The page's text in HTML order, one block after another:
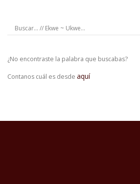
¿No encontraste la palabra que buscabas?
Contanos cuál es desde aquí